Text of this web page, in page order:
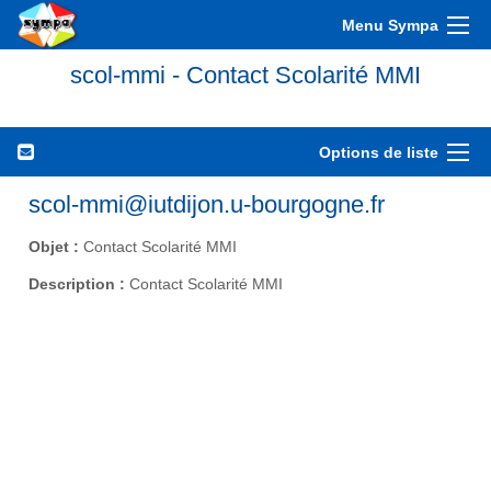
Menu Sympa
scol-mmi - Contact Scolarité MMI
Options de liste
scol-mmi@iutdijon.u-bourgogne.fr
Objet : Contact Scolarité MMI
Description : Contact Scolarité MMI